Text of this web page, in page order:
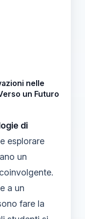
nelle
un Futuro
di
esplorare
un
a un
fare la